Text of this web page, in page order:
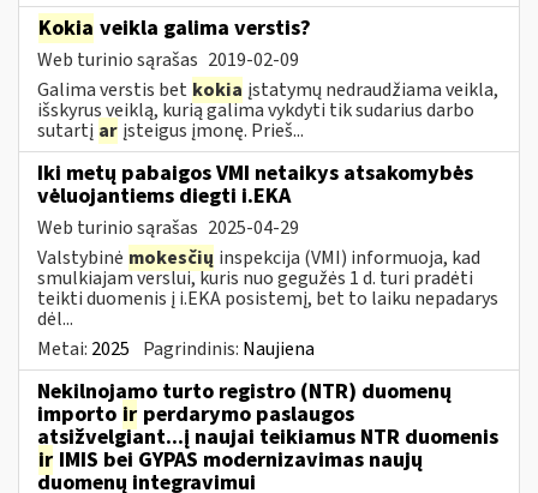
Kokia veikla galima verstis?
Web turinio sąrašas 2019-02-09
Galima verstis bet kokia įstatymų nedraudžiama veikla,
išskyrus veiklą, kurią galima vykdyti tik sudarius darbo
sutartį ar įsteigus įmonę. Prieš...
Iki metų pabaigos VMI netaikys atsakomybės
vėluojantiems diegti i.EKA
Web turinio sąrašas 2025-04-29
Valstybinė mokesčių inspekcija (VMI) informuoja, kad
smulkiajam verslui, kuris nuo gegužės 1 d. turi pradėti
teikti duomenis į i.EKA posistemį, bet to laiku nepadarys
dėl...
Metai: 2025 Pagrindinis: Naujiena
Nekilnojamo turto registro (NTR) duomenų
importo ir perdarymo paslaugos
atsižvelgiant...į naujai teikiamus NTR duomenis
ir IMIS bei GYPAS modernizavimas naujų
duomenų integravimui